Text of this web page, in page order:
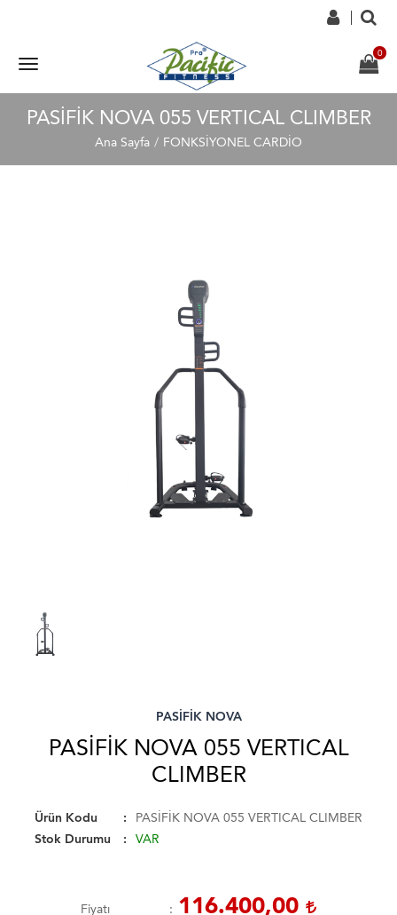
PASİFİK NOVA 055 VERTICAL CLIMBER
Ana Sayfa FONKSİYONEL CARDİO
PASİFİK NOVA
PASİFİK NOVA 055 VERTICAL
CLIMBER
Ürün Kodu
PASİFİK NOVA 055 VERTICAL CLIMBER
Stok Durumu
VAR
Fiyatı 116.400,00